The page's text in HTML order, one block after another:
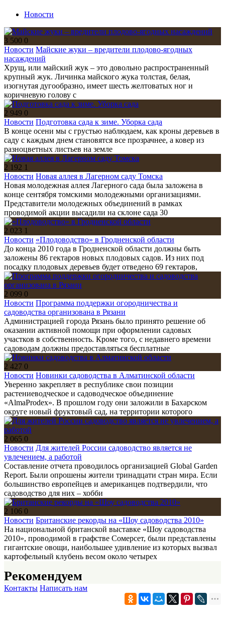
Новости
3 500 0
Новости Майские жуки – вредители плодово-ягодных
насаждений
Хрущ, или майский жук – это довольно распространенный
крупный жук. Личинка майского жука толстая, белая,
изогнутая дугообразно, имеет шесть желтоватых ног и
коричневую голову с
2 949 0
Новости Подготовка сада к зиме. Уборка сада
В конце осени мы с грустью наблюдаем, как кроны деревьев в
саду с каждым днем становятся все прозрачнее, а ковер из
разноцветных листьев на земле
2 192 1
Новости Новая аллея в Лагерном саду Томска
Новая молодежная аллея Лагерного сада была заложена в
конце сентября томскими молодежными организациями.
Представители молодежных объединений в рамках
проводимой акции высадили на склоне сада 30
2 023 1
Новости «Плодоводство» в Гродненской области
До конца 2010 года в Гродненской области должны быть
заложены 86 гектаров новых плодовых садов. Из них под
посадку плодовых деревьев будет отведено 69 гектаров,
2 099 0
Новости Программа поддержки огородничества и
садоводства организована в Рязани
Администрацией города Рязань было принято решение об
оказании активной помощи при оформлении садовых
участков в собственность. Кроме того, с недавнего времени
садоводам должны предоставляться бесплатные
2 427 0
Новости Новинки садоводства в Алматинской области
Уверенно закрепляет в республике свои позиции
растениеводческое и садоводческое объединение
«AlmaProdex». В прошлом году они заложили в Бахарском
округе новый фруктовый сад, на территории которого
2 065 0
Новости Для жителей России садоводство является не
увлечением, а работой
Составление отчета проводилось организацией Global Garden
Report. Были опрошены жители тринадцати стран мира. Если
большинство европейцев и американцев подтвердили, что
садоводство для них – хобби
2 106 0
Новости Британские рекорды на «Шоу садоводства 2010»
На национальной британской выставке «Шоу садоводства
2010», проводимой в графстве Сомерсет, были представлены
гигантские овощи, наибольшее удивление из которых вызвал
картофельный клубень весом около четырех
Рекомендуем
Контакты Написать нам